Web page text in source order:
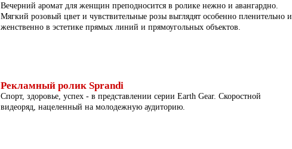
Вечерний аромат для женщин преподносится в ролике нежно и авангардно.
Мягкий розовый цвет и чувствительные розы выглядят особенно пленительно и
женственно в эстетике прямых линий и прямоугольных объектов.
Рекламный ролик Sprandi
Спорт, здоровье, успех - в представлении серии Earth Gear. Скоростной
видеоряд, нацеленный на молодежную аудиторию.